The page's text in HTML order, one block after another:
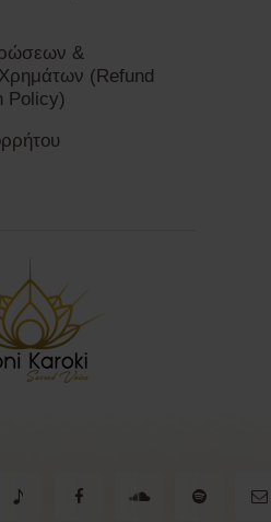
&
(Refund
Policy)